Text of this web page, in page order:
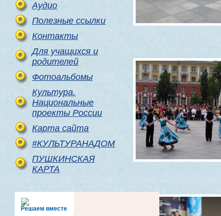
Аудио
Полезные ссылки
Контакты
Для учащихся и
родителей
Фотоальбомы
Культура.
Национальные
проекты России
Карта сайта
#КУЛЬТУРАНАДОМ
ПУШКИНСКАЯ
КАРТА
Решаем вместе